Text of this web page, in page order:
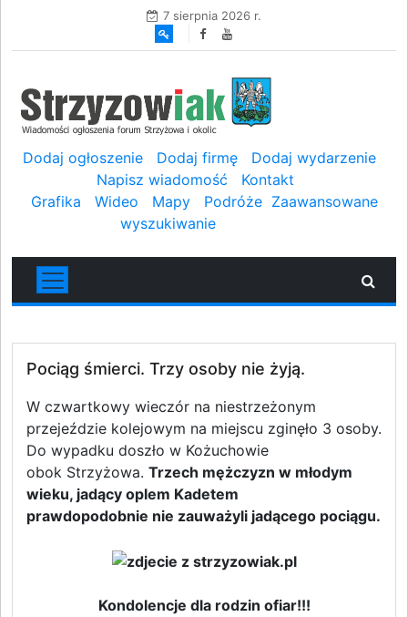
7 sierpnia 2026 r.
Dodaj ogłoszenie Dodaj firmę
Dodaj wydarzenie
Napisz wiadomość
Kontakt
Grafika
Wideo Mapy Podróże Zaawansowane
wyszukiwanie
Pociąg śmierci. Trzy osoby nie żyją.
W czwartkowy wieczór na niestrzeżonym
przejeździe kolejowym na miejscu zginęło 3 osoby.
Do wypadku doszło w Kożuchowie
obok Strzyżowa. Trzech mężczyzn w młodym
wieku, jadący oplem Kadetem
prawdopodobnie nie zauważyli jadącego pociągu.
Kondolencje dla rodzin ofiar!!!